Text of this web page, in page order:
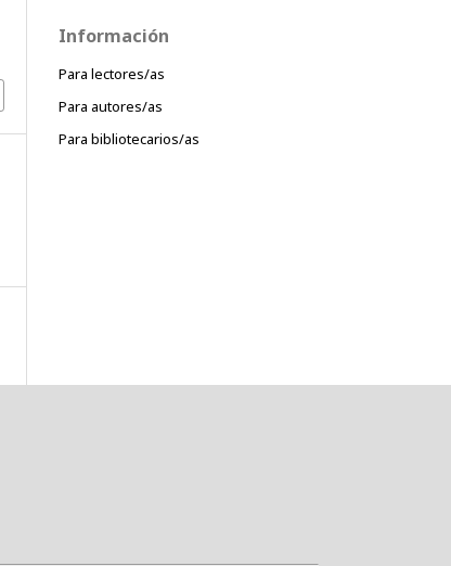
Información
Para lectores/as
Para autores/as
Para bibliotecarios/as